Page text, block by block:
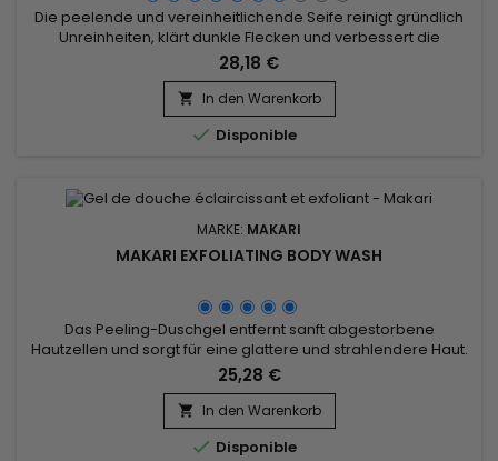
Die peelende und vereinheitlichende Seife reinigt gründlich
Unreinheiten, klärt dunkle Flecken und verbessert die
Ausstrahlung der Haut.&nbsp; Die mit Sheabutter und
Karottenöl formulierte Makari Exclusive Exfoliating Soap
festigt, tonisiert und pflegt die Haut. Spendet Feuchtigkeit,
lindert trockene, gereizte Haut.&nbsp; Die feinen Partikel der...
28,18 €
 In den Warenkorb
 Disponible
MARKE: MAKARI
MAKARI EXFOLIATING BODY WASH
Das Peeling-Duschgel entfernt sanft abgestorbene
Hautzellen und sorgt für eine glattere und strahlendere Haut.
Seine Peeling-Wirkung trägt dazu bei, das Auftreten von
Unreinheiten und Flecken zu reduzieren und sorgt für eine
sichtbar klarere Haut.&nbsp; Das mit Glykolsäure, Aloe Vera
und Gurke formulierte Makari Peeling-Duschgel reinigt
gründlich und...
25,28 €
 In den Warenkorb
 Disponible